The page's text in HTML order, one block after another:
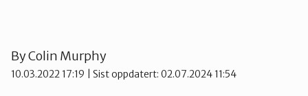
ByColin Murphy
10.03.2022 17:19 | Sist oppdatert: 02.07.2024 11:54